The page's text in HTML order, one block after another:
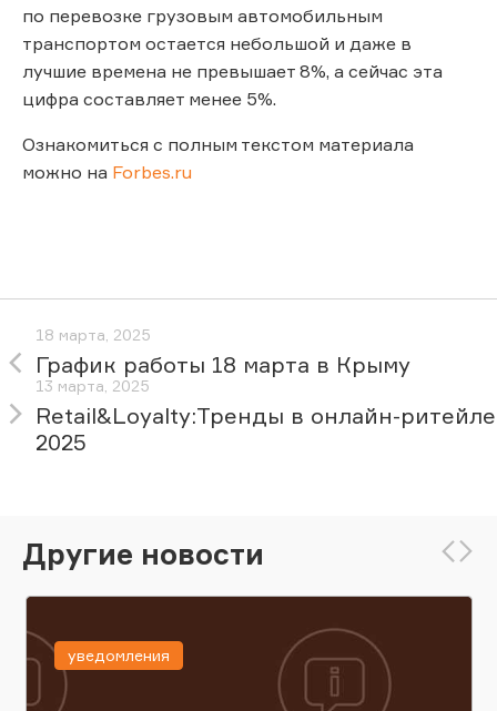
по перевозке грузовым автомобильным
транспортом остается небольшой и даже в
лучшие времена не превышает 8%, а сейчас эта
цифра составляет менее 5%.
Ознакомиться с полным текстом материала
можно на Forbes.ru
18 марта, 2025
График работы 18 марта в Крыму
13 марта, 2025
Retail&Loyalty:Тренды в онлайн-ритейле
2025
Другие новости
уведомления